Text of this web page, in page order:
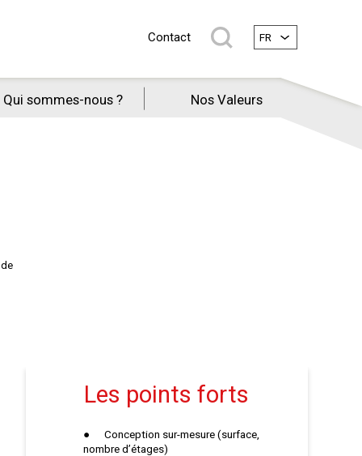
Contact FR
Qui sommes-nous ? Nos Valeurs
Les points forts
​●​Conception sur-mesure (surface,
nombre d’étages)